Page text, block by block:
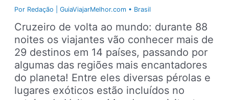
Por Redação | GuiaViajarMelhor.com • Brasil
Cruzeiro de volta ao mundo: durante 88
noites os viajantes vão conhecer mais de
29 destinos em 14 países, passando por
algumas das regiões mais encantadores
do planeta! Entre eles diversas pérolas e
lugares exóticos estão incluídos no